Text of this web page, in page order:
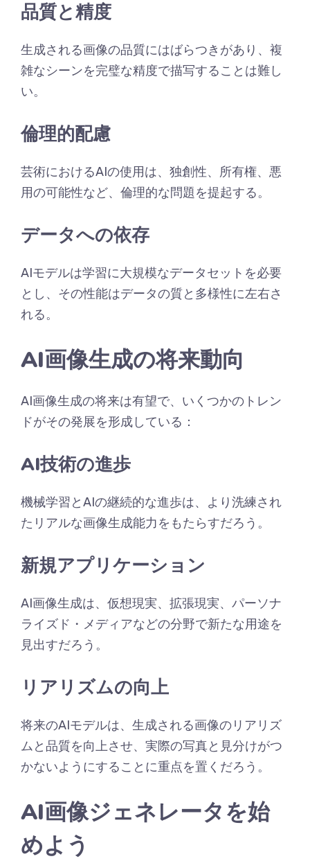
品質と精度
生成される画像の品質にはばらつきがあり、複
雑なシーンを完璧な精度で描写することは難し
い。
倫理的配慮
芸術におけるAIの使用は、独創性、所有権、悪
用の可能性など、倫理的な問題を提起する。
データへの依存
AIモデルは学習に大規模なデータセットを必要
とし、その性能はデータの質と多様性に左右さ
れる。
AI画像生成の将来動向
AI画像生成の将来は有望で、いくつかのトレン
ドがその発展を形成している：
AI技術の進歩
機械学習とAIの継続的な進歩は、より洗練され
たリアルな画像生成能力をもたらすだろう。
新規アプリケーション
AI画像生成は、仮想現実、拡張現実、パーソナ
ライズド・メディアなどの分野で新たな用途を
見出すだろう。
リアリズムの向上
将来のAIモデルは、生成される画像のリアリズ
ムと品質を向上させ、実際の写真と見分けがつ
かないようにすることに重点を置くだろう。
AI画像ジェネレータを始
めよう